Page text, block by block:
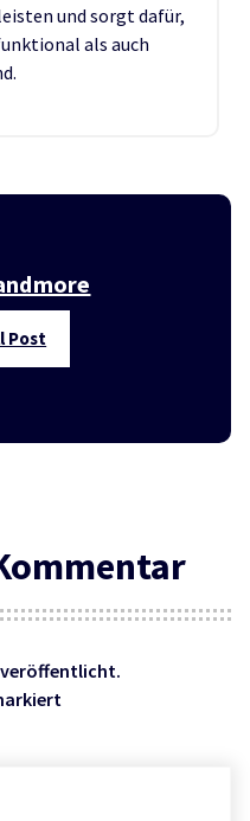
und sorgt dafür,
als auch
Post
veröffentlicht.